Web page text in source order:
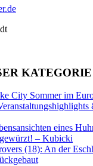
KATEGORIE
Sommer im
eines
– Kubicki
(18): An der